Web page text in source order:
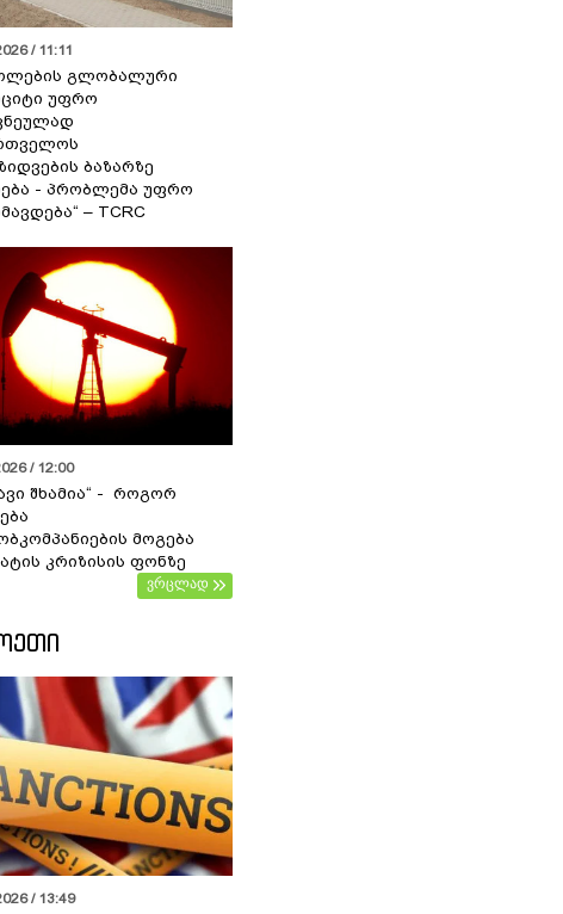
/ 11:11
გლობალური
უფრო
ბაზარზე
- პრობლემა უფრო
– TCRC
/ 12:00
შხამია“ - როგორ
მოგება
კრიზისის ფონზე
ვრცლად
/ 13:49